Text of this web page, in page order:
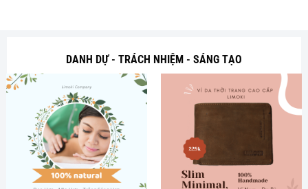
DANH DỰ - TRÁCH NHIỆM - SÁNG TẠO